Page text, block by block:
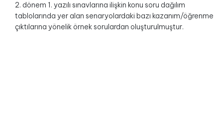
2. dönem 1. yazılı sınavlarına ilişkin konu soru dağılım
tablolarında yer alan senaryolardaki bazı kazanım/öğrenme
çıktılarına yönelik örnek sorulardan oluşturulmuştur.